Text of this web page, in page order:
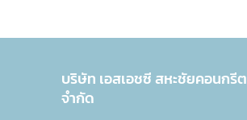
บริษัท เอสเอชซี สหะชัยคอนกรีต
จำกัด